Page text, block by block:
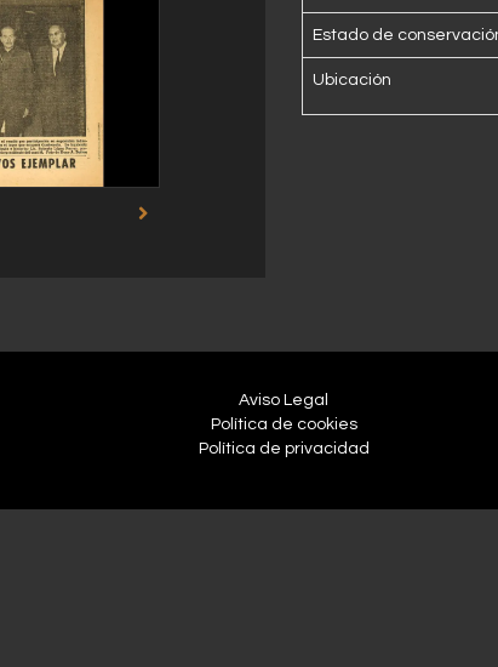
Estado de
Ubicación
Aviso Legal
Política de cookies
Política de privacidad